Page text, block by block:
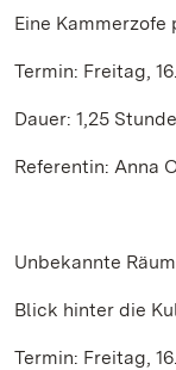
Eine
Termin: Freitag,
Dauer: 1,25
Referentin: Anna
Unbekannte
Blick hinter die
Termin: Freitag,